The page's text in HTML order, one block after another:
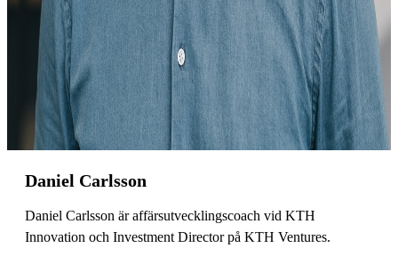
Daniel Carlsson
Daniel Carlsson är affärsutvecklingscoach vid KTH
Innovation och Investment Director på KTH Ventures.